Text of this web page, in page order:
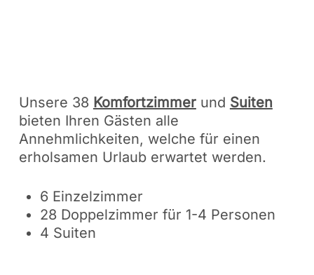
Unsere 38 Komfortzimmerund Suiten
bieten Ihren Gästen alle
Annehmlichkeiten, welche für einen
erholsamen Urlaub erwartet werden.
6 Einzelzimmer
28 Doppelzimmer für 1-4 Personen
4 Suiten